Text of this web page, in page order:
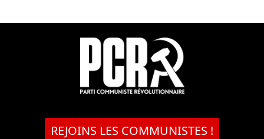
REJOINS LES COMMUNISTES !